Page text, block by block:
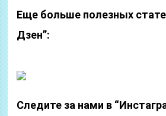
Еще больше полезных
Дзен”:
Следите за нами в